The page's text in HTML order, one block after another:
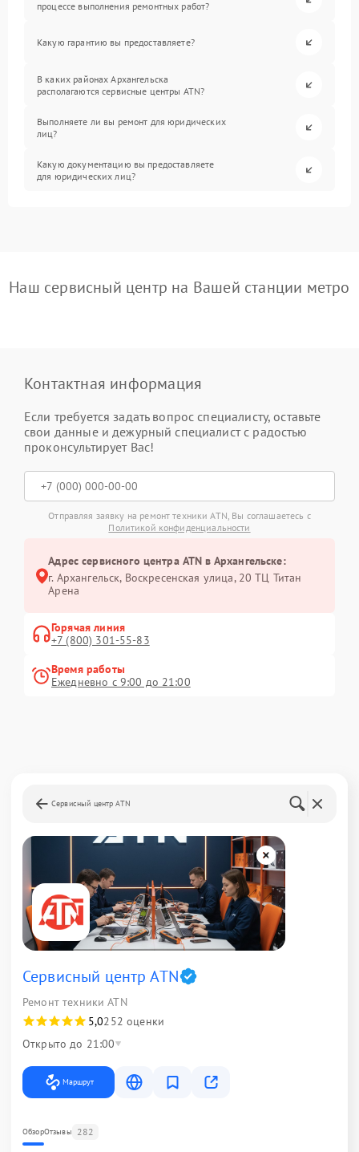
процессе выполнения ремонтных работ?
Какую гарантию вы предоставляете?
В каких районах Архангельска
располагаются сервисные центры ATN?
Выполняете ли вы ремонт для юридических
лиц?
Какую документацию вы предоставляете
для юридических лиц?
Наш сервисный центр на Вашей станции метро
Контактная информация
Если требуется задать вопрос специалисту, оставьте
свои данные и дежурный специалист с радостью
проконсультирует Вас!
Отправляя заявку на ремонт техники ATN, Вы соглашаетесь с
Политикой конфиденциальности
Адрес сервисного центра ATN в Архангельске:
г. Архангельск, Воскресенская улица, 20 ТЦ Титан
Арена
Горячая линия
+7 (800) 301-55-83
Время работы
Ежедневно с 9:00 до 21:00
Сервисный центр ATN
Сервисный центр ATN
Ремонт техники ATN
5,0252 оценки
Открыто до 21:00
Маршрут
ОбзорОтзывы 282